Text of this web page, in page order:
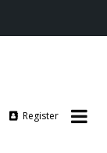
Register